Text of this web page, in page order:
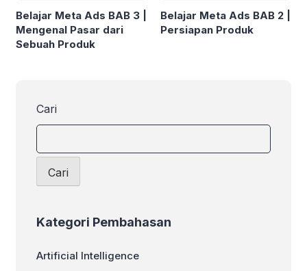
Belajar Meta Ads BAB 3 |
Mengenal Pasar dari
Sebuah Produk
Belajar Meta Ads BAB 2 |
Persiapan Produk
Cari
Cari
Kategori Pembahasan
Artificial Intelligence